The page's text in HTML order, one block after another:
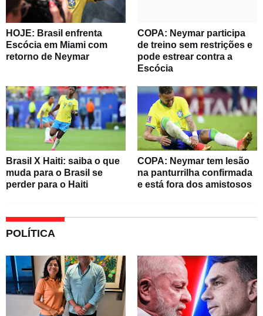
HOJE: Brasil enfrenta
Escócia em Miami com
retorno de Neymar
COPA: Neymar participa
de treino sem restrições e
pode estrear contra a
Escócia
Brasil X Haiti: saiba o que
muda para o Brasil se
perder para o Haiti
COPA: Neymar tem lesão
na panturrilha confirmada
e está fora dos amistosos
POLÍTICA